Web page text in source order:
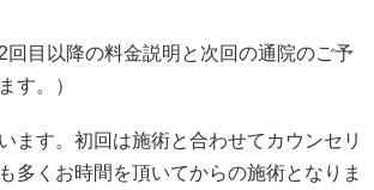
回目以降の料金説明と次回の通院のご予
す。）
ます。初回は施術と合わせてカウンセリ
多くお時間を頂いてからの施術となりま